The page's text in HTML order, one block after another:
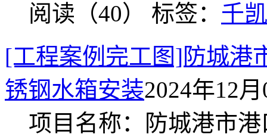
阅读（40） 标签： 千
[工程案例完工图]防城港
锈钢水箱安装2024年12
项目名称：防城港市